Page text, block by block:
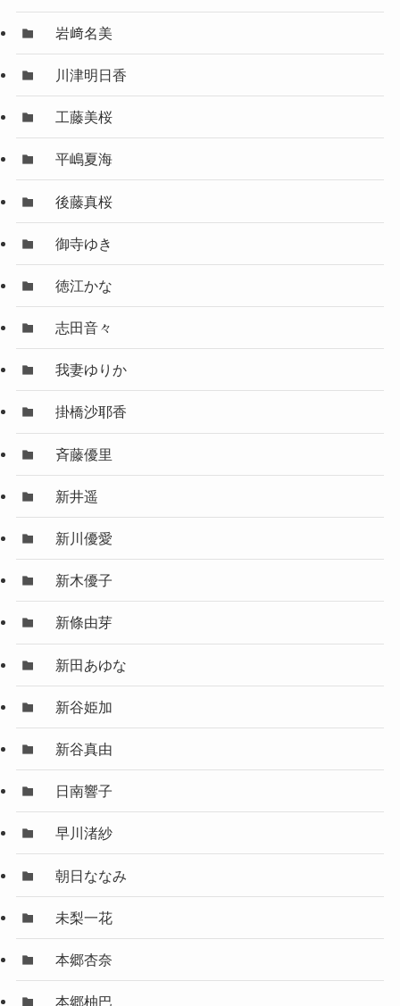
岩﨑名美
川津明日香
工藤美桜
平嶋夏海
後藤真桜
御寺ゆき
徳江かな
志田音々
我妻ゆりか
掛橋沙耶香
斉藤優里
新井遥
新川優愛
新木優子
新條由芽
新田あゆな
新谷姫加
新谷真由
日南響子
早川渚紗
朝日ななみ
未梨一花
本郷杏奈
本郷柚巴